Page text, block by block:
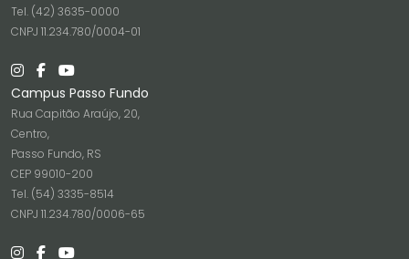
Tel. (42) 3635-0000
CNPJ 11.234.780/0004-01
Campus Passo Fundo
Rua Capitão Araújo, 20,
Centro,
Passo Fundo, RS
CEP 99010-200
Tel. (54) 3335-8514
CNPJ 11.234.780/0006-65